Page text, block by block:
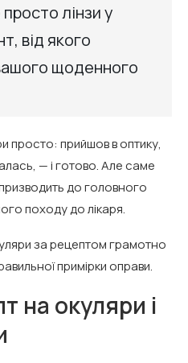
лінзи у
від якого
щоденного
просто: прийшов в оптику,
— і готово. Але саме
призводить до головного
походу до лікаря.
за рецептом грамотно
примірки оправи.
на окуляри і